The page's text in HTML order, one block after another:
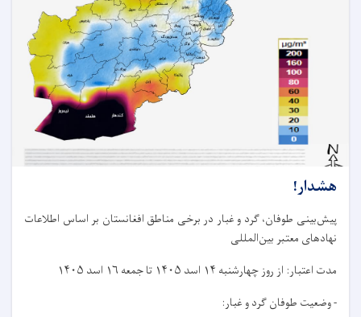
هشدار!
پیش‌بینی طوفان، گرد و غبار در برخی مناطق افغانستان بر اساس اطلاعات
نهادهای معتبر بین‌المللی
مدت اعتبار: از روز چهار‌شنبه ۱۴ اسد ۱۴۰۵ تا جمعه ۱۶ اسد ۱۴۰۵
- وضعیت طوفان گرد و غبار: